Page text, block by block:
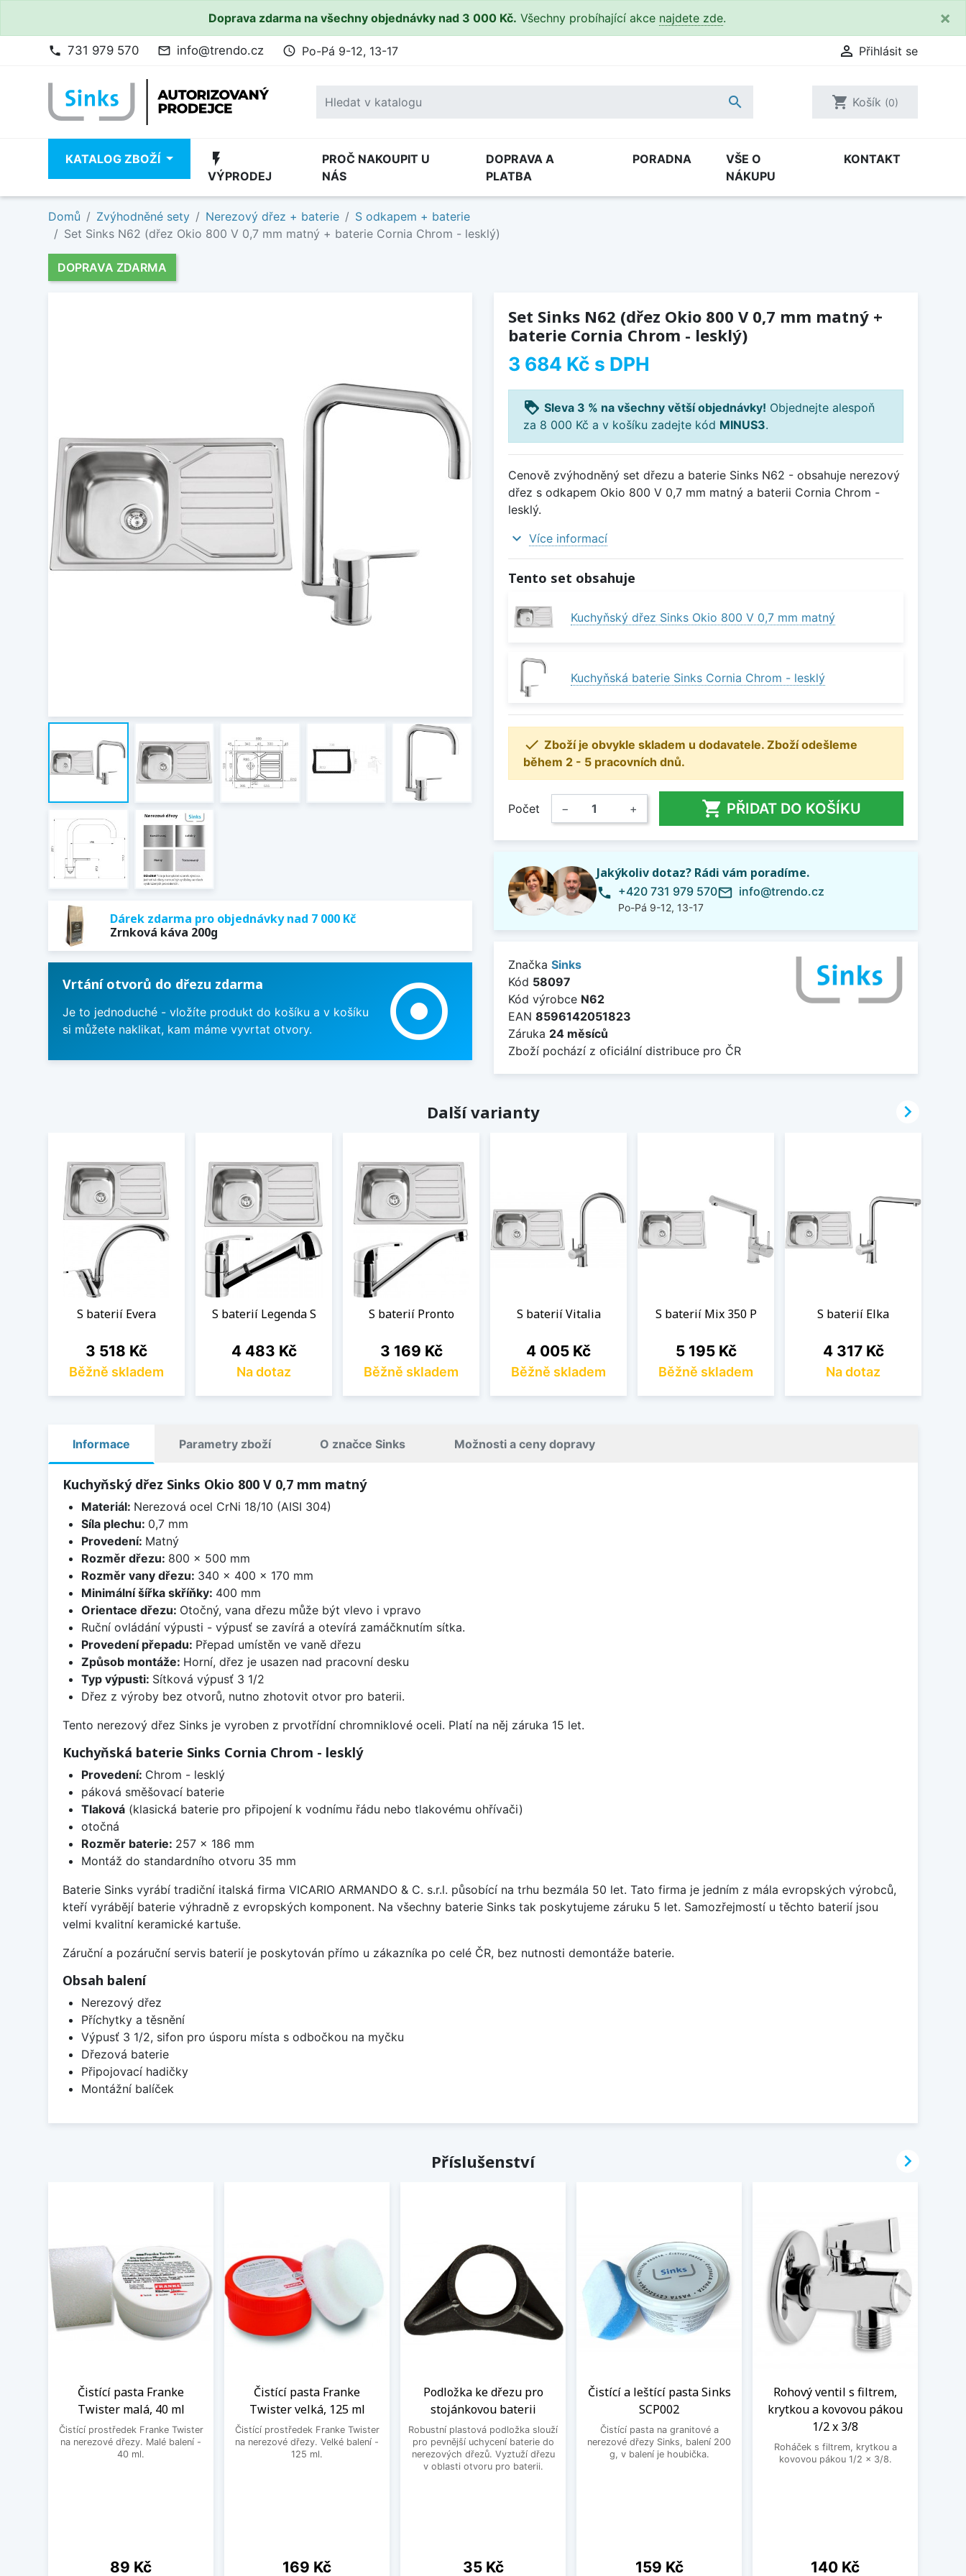
Doprava zdarma na všechny objednávky nad 3 000 Kč. Všechny probíhající akce najdete zde. ×
phone 731 979 570 mail_outline info@trendo.cz access_time Po-Pá 9-12, 13-17  Přihlásit se
 shopping_cart Košík (0)
KATALOG ZBOŽÍ flash_on
VÝPRODEJ
PROČ NAKOUPIT U
NÁS
DOPRAVA A
PLATBA
PORADNA
VŠE O
NÁKUPU
KONTAKT
Domů Zvýhodněné sety Nerezový dřez + baterie
S odkapem + baterie
Set Sinks N62 (dřez Okio 800 V 0,7 mm matný + baterie Cornia Chrom - lesklý)
DOPRAVA ZDARMA
Dárek zdarma pro objednávky nad 7 000 Kč
Zrnková káva 200g
Vrtání otvorů do dřezu zdarma
Je to jednoduché - vložíte produkt do košíku a v košíku
si můžete naklikat, kam máme vyvrtat otvory.
adjust
Set Sinks N62 (dřez Okio 800 V 0,7 mm matný +
baterie Cornia Chrom - lesklý)
3 684 Kč s DPH
loyalty Sleva 3 % na všechny větší objednávky! Objednejte alespoň
za 8 000 Kč a v košíku zadejte kód MINUS3.
Cenově zvýhodněný set dřezu a baterie Sinks N62 - obsahuje nerezový
dřez s odkapem Okio 800 V 0,7 mm matný a baterii Cornia Chrom -
lesklý.
expand_more Více informací
Tento set obsahuje
Kuchyňský dřez Sinks Okio 800 V 0,7 mm matný
Kuchyňská baterie Sinks Cornia Chrom - lesklý
 Zboží je obvykle skladem u dodavatele. Zboží odešleme
během 2 - 5 pracovních dnů.
Počet − +  PŘIDAT DO KOŠÍKU
Jakýkoliv dotaz? Rádi vám poradíme.
phone +420 731 979 570
Po-Pá 9-12, 13-17
mail_outline info@trendo.cz
Značka Sinks
Kód 58097
Kód výrobce N62
EAN 8596142051823
Záruka 24 měsíců
Zboží pochází z oficiální distribuce pro ČR
Další varianty
S baterií Evera
Cena
3 518 Kč
Běžně skladem
S baterií Legenda S
Cena
4 483 Kč
Na dotaz
S baterií Pronto
Cena
3 169 Kč
Běžně skladem
S baterií Vitalia
Cena
4 005 Kč
Běžně skladem
S baterií Mix 350 P
Cena
5 195 Kč
Běžně skladem
S baterií Elka
Cena
4 317 Kč
Na dotaz

Informace Parametry zboží O značce Sinks Možnosti a ceny dopravy
Kuchyňský dřez Sinks Okio 800 V 0,7 mm matný
Materiál: Nerezová ocel CrNi 18/10 (AISI 304)
Síla plechu: 0,7 mm
Provedení: Matný
Rozměr dřezu: 800 x 500 mm
Rozměr vany dřezu: 340 x 400 x 170 mm
Minimální šířka skříňky: 400 mm
Orientace dřezu: Otočný, vana dřezu může být vlevo i vpravo
Ruční ovládání výpusti - výpusť se zavírá a otevírá zamáčknutím sítka.
Provedení přepadu: Přepad umístěn ve vaně dřezu
Způsob montáže: Horní, dřez je usazen nad pracovní desku
Typ výpusti: Sítková výpusť 3 1/2
Dřez z výroby bez otvorů, nutno zhotovit otvor pro baterii.
Tento nerezový dřez Sinks je vyroben z prvotřídní chromniklové oceli. Platí na něj záruka 15 let.
Kuchyňská baterie Sinks Cornia Chrom - lesklý
Provedení: Chrom - lesklý
páková směšovací baterie
Tlaková(klasická baterie pro připojení k vodnímu řádu nebo tlakovému ohřívači)
otočná
Rozměr baterie: 257 x 186 mm
Montáž do standardního otvoru 35 mm
Baterie Sinks vyrábí tradiční italská firma VICARIO ARMANDO & C. s.r.l. působící na trhu bezmála 50 let. Tato firma je jedním z mála evropských výrobců,
kteří vyrábějí baterie výhradně z evropských komponent. Na všechny baterie Sinks tak poskytujeme záruku 5 let. Samozřejmostí u těchto baterií jsou
velmi kvalitní keramické kartuše.
Záruční a pozáruční servis baterií je poskytován přímo u zákazníka po celé ČR, bez nutnosti demontáže baterie.
Obsah balení
Nerezový dřez
Příchytky a těsnění
Výpusť 3 1/2, sifon pro úsporu místa s odbočkou na myčku
Dřezová baterie
Připojovací hadičky
Montážní balíček
Příslušenství
Čistící pasta Franke
Twister malá, 40 ml
Čistící prostředek Franke Twister
na nerezové dřezy. Malé balení -
40 ml.
Cena
89 Kč
Čistící pasta Franke
Twister velká, 125 ml
Čistící prostředek Franke Twister
na nerezové dřezy. Velké balení -
125 ml.
Cena
169 Kč
Podložka ke dřezu pro
stojánkovou baterii
Robustní plastová podložka slouží
pro pevnější uchycení baterie do
nerezových dřezů. Vyztuží dřezu
v oblasti otvoru pro baterii.
Cena
35 Kč
Čistící a leštící pasta Sinks
SCP002
Čistící pasta na granitové a
nerezové dřezy Sinks, balení 200
g, v balení je houbička.
Cena
159 Kč
Rohový ventil s filtrem,
krytkou a kovovou pákou
1/2 x 3/8
Roháček s filtrem, krytkou a
kovovou pákou 1/2 x 3/8.
Cena
140 Kč
